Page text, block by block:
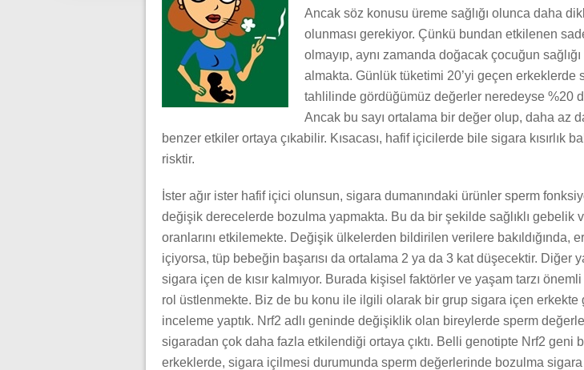
Ancak söz konusu üreme sağlığı olunca daha
olunması gerekiyor. Çünkü bundan etkilenen
olmayıp, aynı zamanda doğacak çocuğun sağlığı
almakta. Günlük tüketimi 20’yi geçen erkeklerde
tahlilinde gördüğümüz değerler neredeyse %20
Ancak bu sayı ortalama bir değer olup, daha az
benzer etkiler ortaya çıkabilir. Kısacası, hafif içicilerde bile sigara kısırlık
risktir.
İster ağır ister hafif içici olunsun, sigara dumanındaki ürünler sperm
değişik derecelerde bozulma yapmakta. Bu da bir şekilde sağlıklı gebelik
oranlarını etkilemekte. Değişik ülkelerden bildirilen verilere bakıldığında,
içiyorsa, tüp bebeğin başarısı da ortalama 2 ya da 3 kat düşecektir. Diğer
sigara içen de kısır kalmıyor. Burada kişisel faktörler ve yaşam tarzı
rol üstlenmekte. Biz de bu konu ile ilgili olarak bir grup sigara içen erkekte
inceleme yaptık. Nrf2 adlı geninde değişiklik olan bireylerde sperm
sigaradan çok daha fazla etkilendiği ortaya çıktı. Belli genotipte Nrf2 geni
erkeklerde, sigara içilmesi durumunda sperm değerlerinde bozulma sigara